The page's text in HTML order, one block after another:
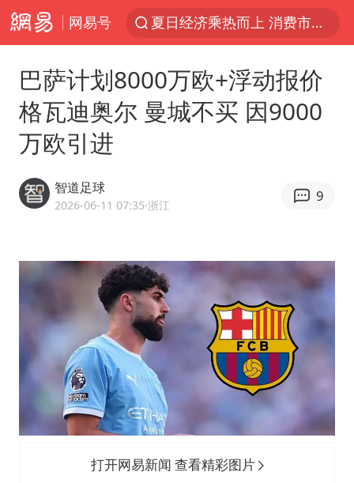
网易号
夏日经济乘热而上 消费市场向新而行
《披荆斩棘2026》阵容官宣
上海全力守护市民“菜篮子”
白海豚北上或致京津冀暴雨
构建更高水平的全民健身公共服务体系
上门女婿出轨女邻居多年被判重婚罪
香港刷新1884年以来最高气温纪录
新疆一婚礼线上邀请引热议
《龙餐馆》 冲奖
巴萨计划8000万欧+浮动报价
格瓦迪奥尔 曼城不买 因9000
万欧引进
智道足球
2026-06-11 07:35·浙江
9
打开网易新闻 查看精彩图片